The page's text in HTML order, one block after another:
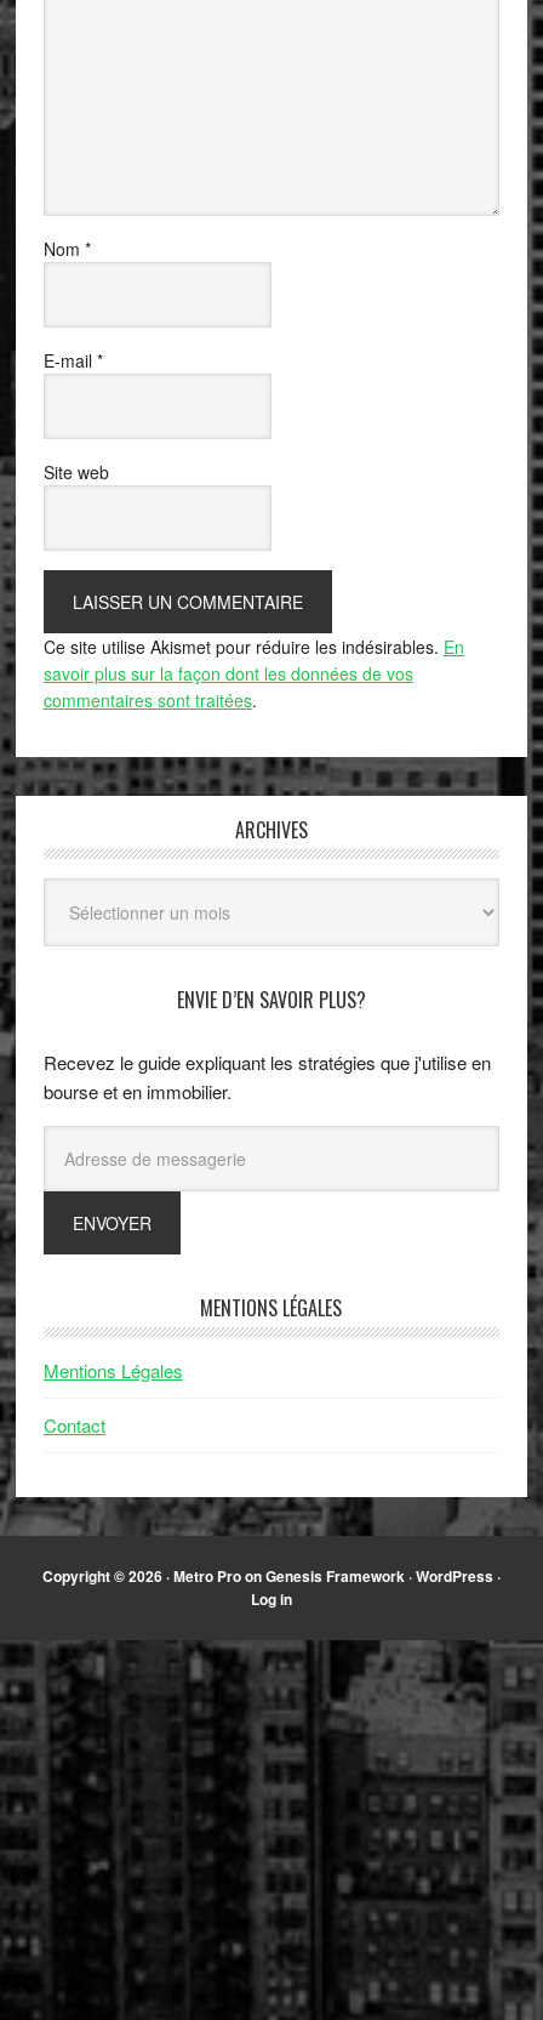
Nom *
E-mail *
Site web
Ce site utilise Akismet pour réduire les indésirables. En
savoir plus sur la façon dont les données de vos
commentaires sont traitées.
ARCHIVES
ENVIE D’EN SAVOIR PLUS?
Recevez le guide expliquant les stratégies que j'utilise en
bourse et en immobilier.
MENTIONS LÉGALES
Mentions Légales
Contact
Copyright © 2026 ·Metro ProonGenesis Framework ·WordPress ·
Log in